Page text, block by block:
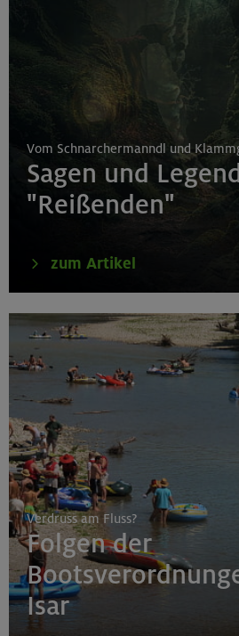
Vom Schnarchermanndl und
Sagen und
"Reißenden"
zum Artikel
Verdruss am Fluss?
Folgen der
Isar